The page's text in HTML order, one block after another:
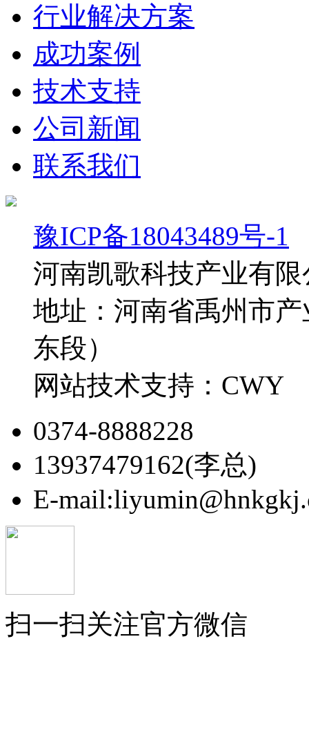
行业解决方案
成功案例
技术支持
公司新闻
联系我们
豫ICP备18043489号-1
河南凯歌科技产业有
地址：河南省禹州市
东段）
网站技术支持：CWY
0374-8888228
13937479162(李总)
E-
扫一扫关注官方微信